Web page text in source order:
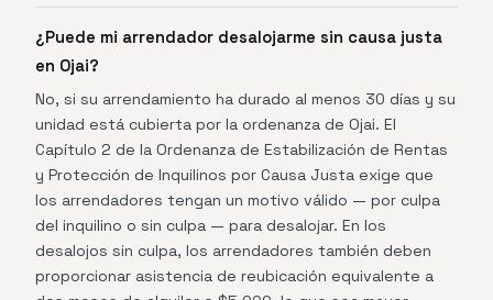
¿Puede mi arrendador desalojarme sin causa justa
en Ojai?
No, si su arrendamiento ha durado al menos 30 días y su
unidad está cubierta por la ordenanza de Ojai. El
Capítulo 2 de la Ordenanza de Estabilización de Rentas
y Protección de Inquilinos por Causa Justa exige que
los arrendadores tengan un motivo válido — por culpa
del inquilino o sin culpa — para desalojar. En los
desalojos sin culpa, los arrendadores también deben
proporcionar asistencia de reubicación equivalente a